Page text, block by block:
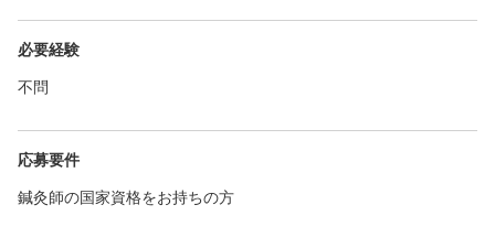
必要経験
不問
応募要件
鍼灸師の国家資格をお持ちの方